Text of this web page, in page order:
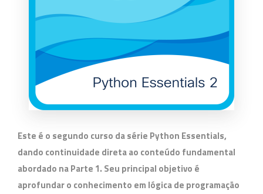
Este é o segundo curso da série Python Essentials,
dando continuidade direta ao conteúdo fundamental
abordado na Parte 1. Seu principal objetivo é
aprofundar o conhecimento em lógica de programação